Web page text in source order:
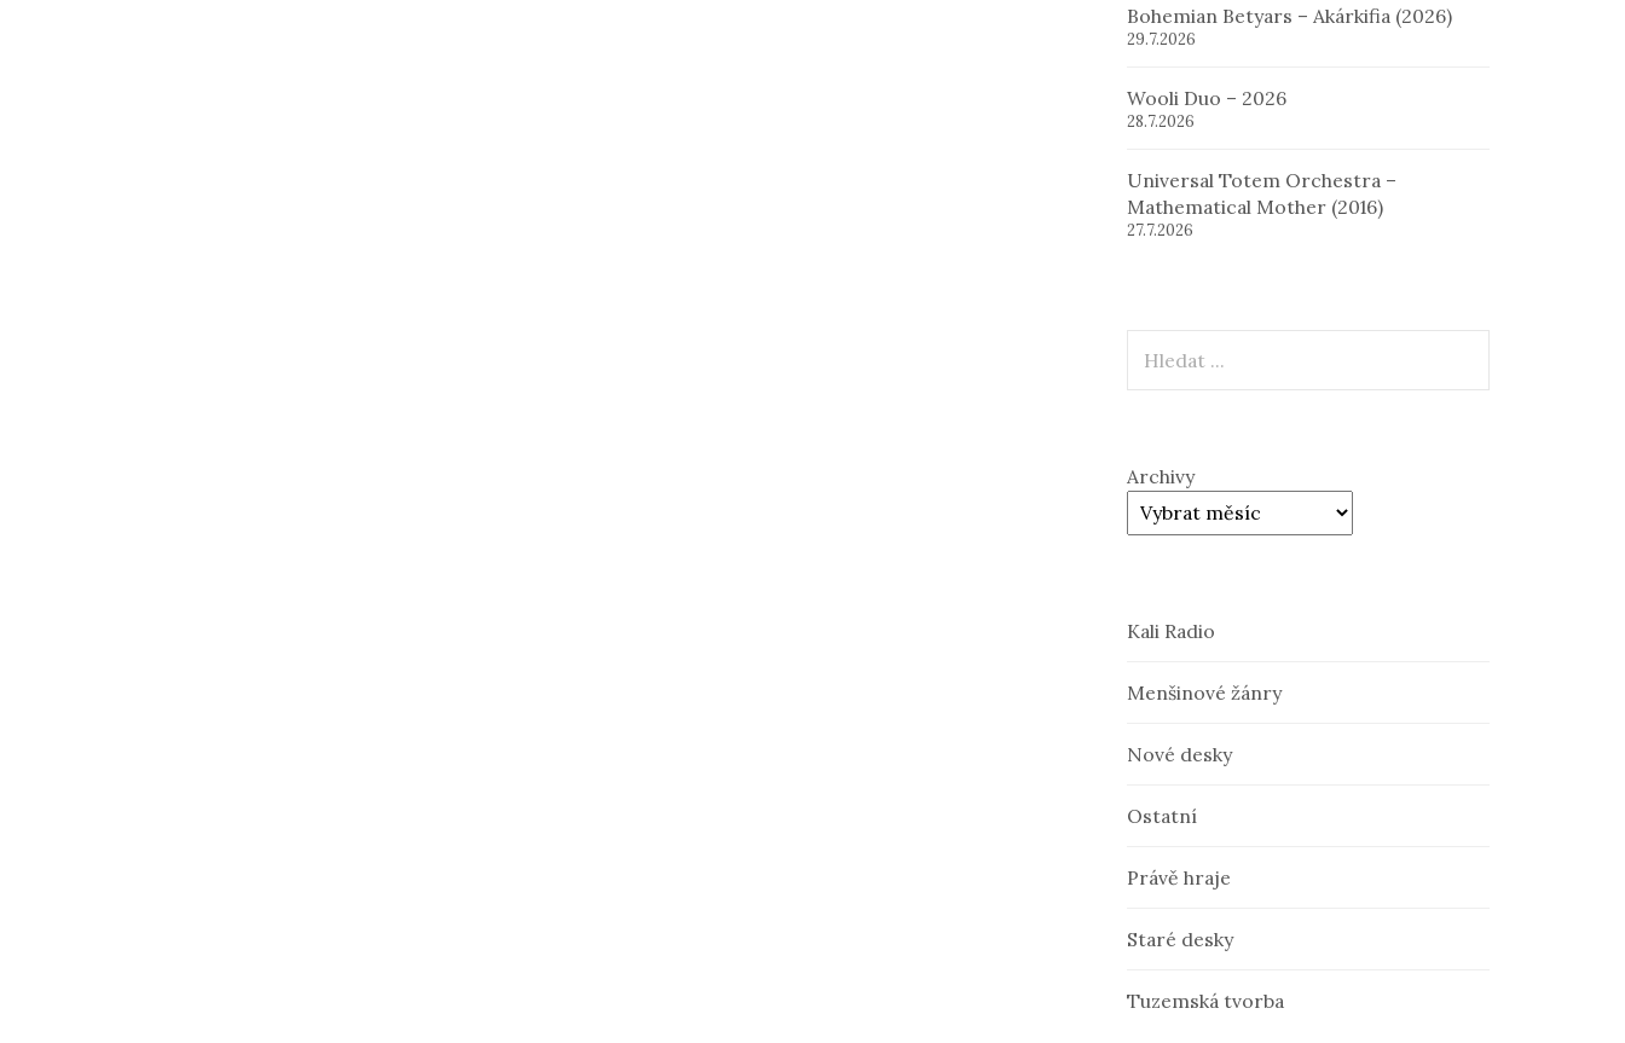
Bohemian Betyars – Akárkifia (2026)
29.7.2026
Wooli Duo – 2026
28.7.2026
Universal Totem Orchestra –
Mathematical Mother (2016)
27.7.2026
Archivy
Kali Radio
Menšinové žánry
Nové desky
Ostatní
Právě hraje
Staré desky
Tuzemská tvorba